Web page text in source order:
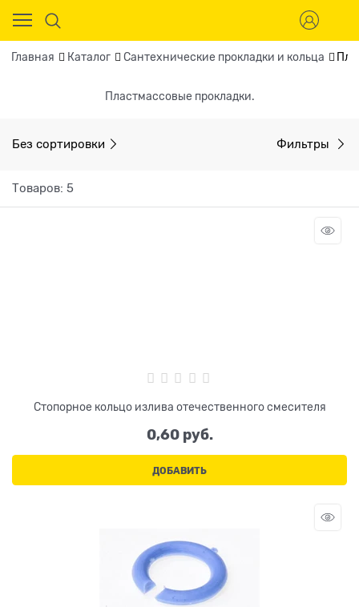
Главная Каталог Сантехнические прокладки и кольца
Пластмассовые прокладки.
Без сортировки Фильтры
Товаров: 5
Стопорное кольцо излива отечественного смесителя
0,60 руб.
ДОБАВИТЬ